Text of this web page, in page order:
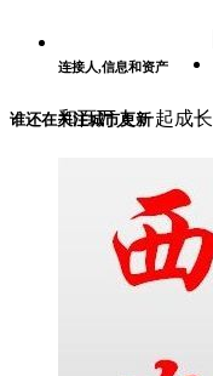
连接人,信息和资产
和百万人一起成长
谁还在关注城市更新